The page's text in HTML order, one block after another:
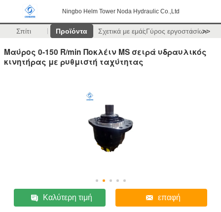
Ningbo Helm Tower Noda Hydraulic Co.,Ltd
Σπίτι Προϊόντα Σχετικά με εμάςΓύρος εργοστασίων
>>
Μαύρος 0-150 R/min Ποκλέιν MS σειρά υδραυλικός
κινητήρας με ρυθμιστή ταχύτητας
Καλύτερη τιμή επαφή